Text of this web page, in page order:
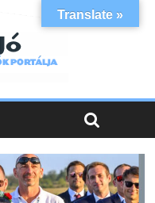
Translate »